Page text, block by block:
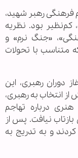
فرهنگی رهبر شهید،
بود. نظریه
«جنگ نرم» و
متناسب با تحولات
دوران رهبری، این
انتخاب به رهبری،
درباره تهاجم
نیافت. پس از
و به تدریج به